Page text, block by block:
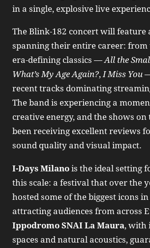
in a single, explosive live
The Blink‑182 concert will feature
spanning their entire career: from
era‑defining classics —All the
What’s My Age Again?,I Miss You
recent tracks dominating
The band is experiencing a
creative energy, and the shows
been receiving excellent reviews
sound quality and visual impact.
I‑Days Milano is the ideal setting
this scale: a festival that over the
hosted some of the biggest icons
attracting audiences from across
Ippodromo SNAI La Maura, with
spaces and natural acoustics,